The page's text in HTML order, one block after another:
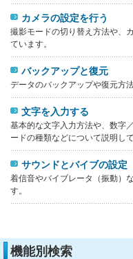
カメラの設定を行う
撮影モードの切り替え方法や、
ています。
バックアップと復元
データのバックアップや復元方
文字を入力する
基本的な文字入力方法や、数字
ードの種類などについて説明して
サウンドとバイブの設定
着信音やバイブレータ（振動）
す。
機能別検索